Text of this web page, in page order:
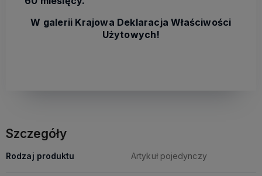
W galerii Krajowa Deklaracja Właściwości
Użytowych!
Szczegóły
Rodzaj produktu Artykuł pojedynczy